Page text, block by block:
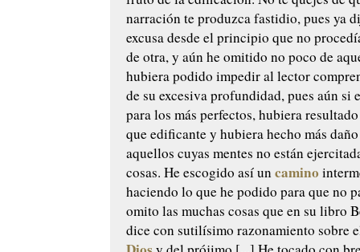
narración te produzca fastidio, pues ya
excusa desde el principio que no
de otra, y aún he omitido no poco de
hubiera podido impedir al lector
de su excesiva profundidad, pues aún si
para los más perfectos, hubiera
que edificante y hubiera hecho más
aquellos cuyas mentes no están
cosas. He escogido así uncamino
haciendo lo que he podido para que no
omito las muchas cosas que en su libro
dice con sutilísimo razonamiento sobre